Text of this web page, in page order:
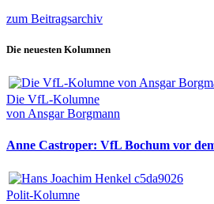
zum Beitragsarchiv
Die neuesten Kolumnen
Die VfL-Kolumne
von Ansgar Borgmann
Anne Castroper: VfL Bochum vor
Polit-Kolumne